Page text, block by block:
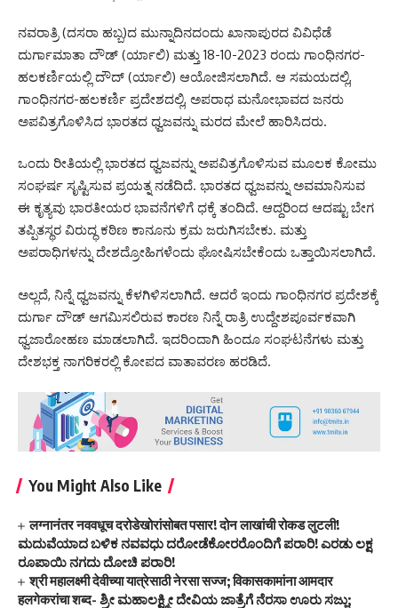
ನವರಾತ್ರಿ (ದಸರಾ ಹಬ್ಬ)ದ ಮುನ್ನಾದಿನದಂದು ಖಾನಾಪುರದ ವಿವಿಧೆಡೆ
ದುರ್ಗಾಮಾತಾ ದೌಡ್ (ರ್ಯಾಲಿ) ಮತ್ತು 18-10-2023 ರಂದು ಗಾಂಧಿನಗರ-
ಹಲಕರ್ಣಿಯಲ್ಲಿ ದೌದ್ (ರ್ಯಾಲಿ) ಆಯೋಜಿಸಲಾಗಿದೆ. ಆ ಸಮಯದಲ್ಲಿ,
ಗಾಂಧಿನಗರ-ಹಲಕರ್ಣಿ ಪ್ರದೇಶದಲ್ಲಿ, ಅಪರಾಧ ಮನೋಭಾವದ ಜನರು
ಅಪವಿತ್ರಗೊಳಿಸಿದ ಭಾರತದ ಧ್ವಜವನ್ನು ಮರದ ಮೇಲೆ ಹಾರಿಸಿದರು.
ಒಂದು ರೀತಿಯಲ್ಲಿ ಭಾರತದ ಧ್ವಜವನ್ನು ಅಪವಿತ್ರಗೊಳಿಸುವ ಮೂಲಕ ಕೋಮು
ಸಂಘರ್ಷ ಸೃಷ್ಟಿಸುವ ಪ್ರಯತ್ನ ನಡೆದಿದೆ. ಭಾರತದ ಧ್ವಜವನ್ನು ಅವಮಾನಿಸುವ
ಈ ಕೃತ್ಯವು ಭಾರತೀಯರ ಭಾವನೆಗಳಿಗೆ ಧಕ್ಕೆ ತಂದಿದೆ. ಆದ್ದರಿಂದ ಆದಷ್ಟು ಬೇಗ
ತಪ್ಪಿತಸ್ಥರ ವಿರುದ್ಧ ಕಠಿಣ ಕಾನೂನು ಕ್ರಮ ಜರುಗಿಸಬೇಕು. ಮತ್ತು
ಅಪರಾಧಿಗಳನ್ನು ದೇಶದ್ರೋಹಿಗಳೆಂದು ಘೋಷಿಸಬೇಕೆಂದು ಒತ್ತಾಯಿಸಲಾಗಿದೆ.
ಅಲ್ಲದೆ, ನಿನ್ನೆ ಧ್ವಜವನ್ನು ಕೆಳಗಿಳಿಸಲಾಗಿದೆ. ಆದರೆ ಇಂದು ಗಾಂಧಿನಗರ ಪ್ರದೇಶಕ್ಕೆ
ದುರ್ಗಾ ದೌಡ್ ಆಗಮಿಸಲಿರುವ ಕಾರಣ ನಿನ್ನೆ ರಾತ್ರಿ ಉದ್ದೇಶಪೂರ್ವಕವಾಗಿ
ಧ್ವಜಾರೋಹಣ ಮಾಡಲಾಗಿದೆ. ಇದರಿಂದಾಗಿ ಹಿಂದೂ ಸಂಘಟನೆಗಳು ಮತ್ತು
ದೇಶಭಕ್ತ ನಾಗರಿಕರಲ್ಲಿ ಕೋಪದ ವಾತಾವರಣ ಹರಡಿದೆ.
You Might Also Like
लग्नानंतर नववधूच दरोडेखोरांसोबत पसार! दोन लाखांची रोकड लुटली!
ಮದುವೆಯಾದ ಬಳಿಕ ನವವಧು ದರೋಡೆಕೋರರೊಂದಿಗೆ ಪರಾರಿ! ಎರಡು ಲಕ್ಷ
ರೂಪಾಯಿ ನಗದು ದೋಚಿ ಪರಾರಿ!
श्री महालक्ष्मी देवीच्या यात्रेसाठी नेरसा सज्ज; विकासकामांना आमदार
हलगेकरांचा शब्द- ಶ್ರೀ ಮಹಾಲಕ್ಷ್ಮೀ ದೇವಿಯ ಜಾತ್ರೆಗೆ ನೆರಸಾ ಊರು ಸಜ್ಜು;